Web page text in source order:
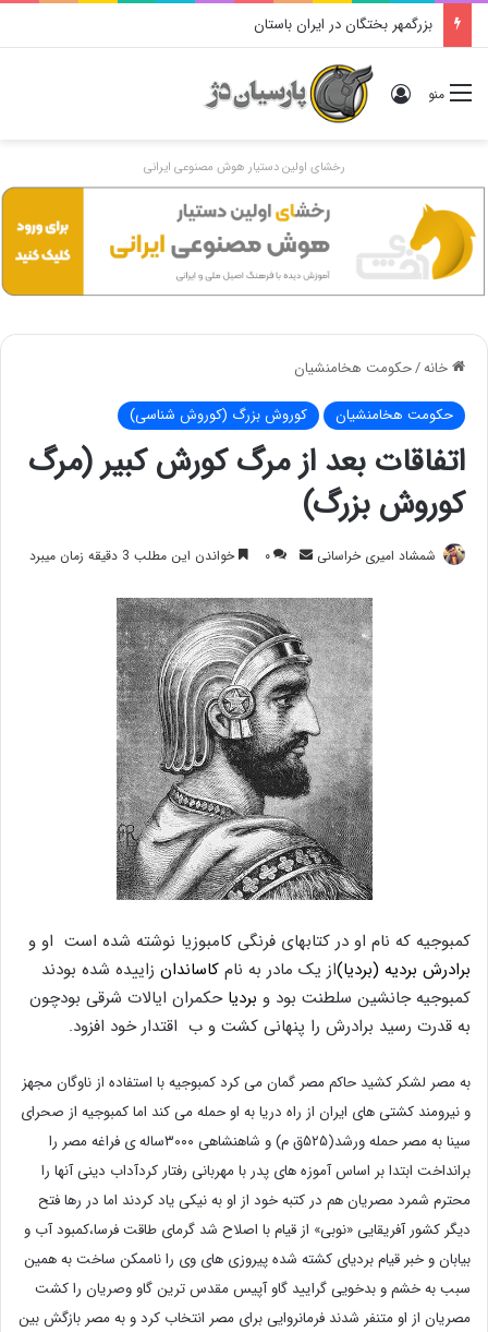
بزرگمهر بختگان در ایران باستان
منو ورود
رخشای اولین دستیار هوش مصنوعی ایرانی
خانه/حکومت هخامنشیان
حکومت هخامنشیان کوروش بزرگ (کوروش شناسی)
اتفاقات بعد از مرگ کورش کبیر (مرگ
کوروش بزرگ)
شمشاد امیری خراسانی
ارسال۰ خواندن این مطلب 3 دقیقه زمان میبرد
کمبوجیه که نام او در کتابهای فرنگی کامبوزیا نوشته شده است او و
برادرش بردیه (بردیا)از یک مادر به نام کاساندان زاییده شده بودند
کمبوجیه جانشین سلطنت بود و بردیا حکمران ایالات شرقی بودچون
به قدرت رسید برادرش را پنهانی کشت و ب اقتدار خود افزود.
به مصر لشکر کشید حاکم مصر گمان می کرد کمبوجیه با استفاده از ناوگان مجهز
و نیرومند کشتی های ایران از راه دریا به او حمله می کند اما کمبوجیه از صحرای
سینا به مصر حمله ورشد(۵۲۵ق م) و شاهنشاهی ۳۰۰۰ساله ی فراغه مصر را
برانداخت ابتدا بر اساس آموزه های پدر با مهربانی رفتار کردآداب دینی آنها را
محترم شمرد مصریان هم در کتبه خود از او به نیکی یاد کردند اما در رها فتح
دیگر کشور آفریقایی «نوبی» از قیام با اصلاح شد گرمای طاقت فرسا،کمبود آب و
بیابان و خبر قیام بردیای کشته شده پیروزی های وی را ناممکن ساخت به همین
سبب به خشم و بدخویی گرایید گاو آپیس مقدس ترین گاو وصریان را کشت
مصریان از او متنفر شدند فرمانروایی برای مصر انتخاب کرد و به مصر بازگش بین